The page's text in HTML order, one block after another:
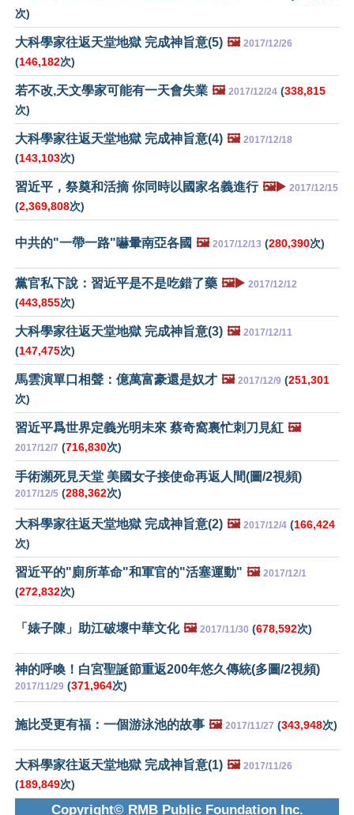
次)
大科學家往返天堂地獄 完成神旨意(5) 🖼️ 2017/12/26
(146,182次)
若不改,天文學家可能有一天會失業 🖼️ 2017/12/24 (338,815
次)
大科學家往返天堂地獄 完成神旨意(4) 🖼️ 2017/12/18
(143,103次)
習近平，祭奠和活摘 你同時以國家名義進行 🖼️▶️ 2017/12/15
(2,369,808次)
中共的"一帶一路"嚇暈南亞各國 🖼️ 2017/12/13 (280,390次)
黨官私下說：習近平是不是吃錯了藥 🖼️▶️ 2017/12/12
(443,855次)
大科學家往返天堂地獄 完成神旨意(3) 🖼️ 2017/12/11
(147,475次)
馬雲演單口相聲：億萬富豪還是奴才 🖼️ 2017/12/9 (251,301
次)
習近平爲世界定義光明未來 蔡奇窩裏忙刺刀見紅 🖼️
2017/12/7 (716,830次)
手術瀕死見天堂 美國女子接使命再返人間(圖/2視頻)
2017/12/5 (288,362次)
大科學家往返天堂地獄 完成神旨意(2) 🖼️ 2017/12/4 (166,424
次)
習近平的"廁所革命"和軍官的"活塞運動" 🖼️ 2017/12/1
(272,832次)
「婊子陳」助江破壞中華文化 🖼️ 2017/11/30 (678,592次)
神的呼喚！白宮聖誕節重返200年悠久傳統(多圖/2視頻)
2017/11/29 (371,964次)
施比受更有福：一個游泳池的故事 🖼️ 2017/11/27 (343,948次)
大科學家往返天堂地獄 完成神旨意(1) 🖼️ 2017/11/26
(189,849次)
Copyright© RMB Public Foundation Inc.